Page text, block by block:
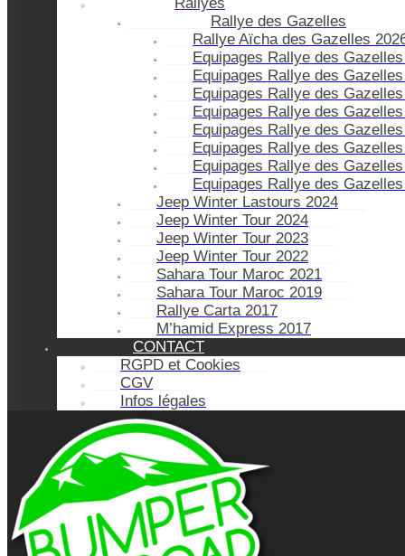
Rallyes
Rallye des Gazelles
Rallye Aïcha des Gazelles
Equipages Rallye des
Equipages Rallye des
Equipages Rallye des
Equipages Rallye des
Equipages Rallye des
Equipages Rallye des
Equipages Rallye des
Equipages Rallye des
Jeep Winter Lastours 2024
Jeep Winter Tour 2024
Jeep Winter Tour 2023
Jeep Winter Tour 2022
Sahara Tour Maroc 2021
Sahara Tour Maroc 2019
Rallye Carta 2017
M’hamid Express 2017
CONTACT
RGPD et Cookies
CGV
Infos légales